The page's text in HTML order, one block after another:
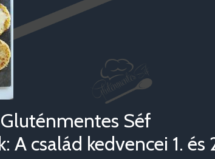
Gluténmentes Séf
A család kedvencei 1. és